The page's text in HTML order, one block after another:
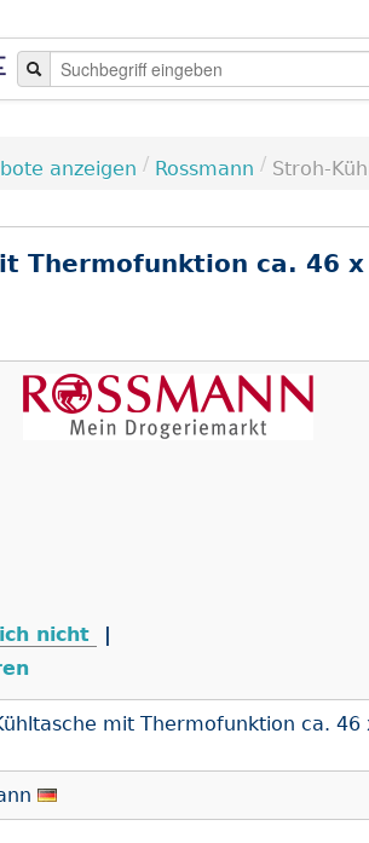
anzeigen / Rossmann / Stroh-
Thermofunktion ca. 46 x
nicht
|
mit Thermofunktion ca. 46